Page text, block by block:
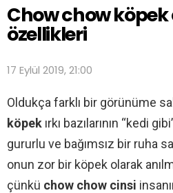
Chow chow köpek
özellikleri
17 Eylül 2019, 21:00
Oldukça farklı bir görünüme
köpek ırkı bazılarının “kedi
gururlu ve bağımsız bir ruha
onun zor bir köpek olarak
çünkü chow chow cinsi